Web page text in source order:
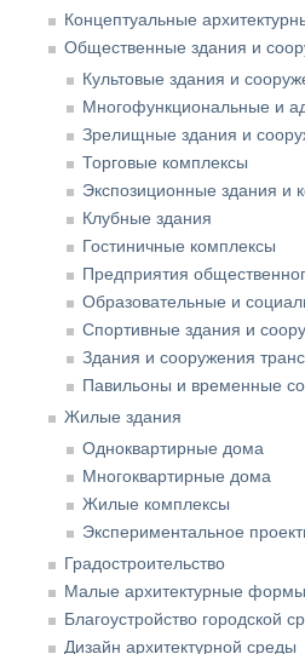
Концептуальные
Общественные здания и
Культовые здания и
Многофункциональные и
Зрелищные здания и
Торговые комплексы
Экспозиционные здания и
Клубные здания
Гостиничные комплексы
Предприятия
Образовательные и
Спортивные здания и
Здания и сооружения
Павильоны и временные
Жилые здания
Одноквартирные дома
Многоквартирные дома
Жилые комплексы
Экспериментальное
Градостроительство
Малые архитектурные формы
Благоустройство городской
Дизайн архитектурной среды